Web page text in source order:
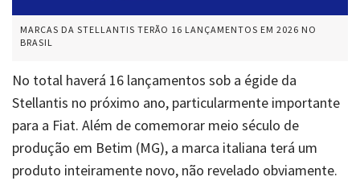
MARCAS DA STELLANTIS TERÃO 16 LANÇAMENTOS EM 2026 NO
BRASIL
No total haverá 16 lançamentos sob a égide da
Stellantis no próximo ano, particularmente importante
para a Fiat. Além de comemorar meio século de
produção em Betim (MG), a marca italiana terá um
produto inteiramente novo, não revelado obviamente.